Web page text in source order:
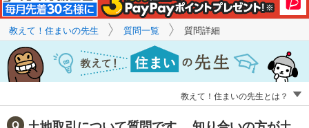
教えて！住まいの先生 質問一覧 質問詳細
教えて！住まいの先生とは？